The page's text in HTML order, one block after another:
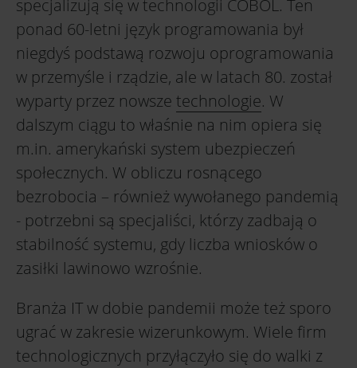
specjalizują się w technologii COBOL. Ten
ponad 60-letni język programowania był
niegdyś podstawą rozwoju oprogramowania
w przemyśle i rządzie, ale w latach 80. został
wyparty przez nowsze technologie. W
dalszym ciągu to właśnie na nim opiera się
m.in. amerykański system ubezpieczeń
społecznych. W obliczu rosnącego
bezrobocia – również wywołanego pandemią
- potrzebni są specjaliści, którzy zadbają o
stabilność systemu, gdy liczba wniosków o
zasiłki lawinowo wzrośnie.
Branża IT w dobie pandemii może też sporo
ugrać w zakresie wizerunkowym. Wiele firm
technologicznych przyłączyło się do walki z